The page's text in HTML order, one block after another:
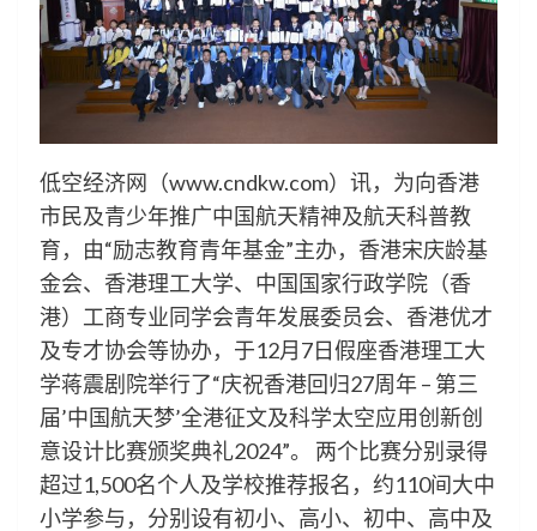
低空经济网（www.cndkw.com）讯，为向香港
市民及青少年推广中国航天精神及航天科普教
育，由“励志教育青年基金”主办，香港宋庆龄基
金会、香港理工大学、中国国家行政学院（香
港）工商专业同学会青年发展委员会、香港优才
及专才协会等协办，于12月7日假座香港理工大
学蒋震剧院举行了“庆祝香港回归27周年 – 第三
届’中国航天梦’全港征文及科学太空应用创新创
意设计比赛颁奖典礼2024”。 两个比赛分别录得
超过1,500名个人及学校推荐报名，约110间大中
小学参与，分别设有初小、高小、初中、高中及